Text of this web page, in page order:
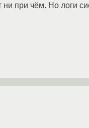
при чём. Но логи